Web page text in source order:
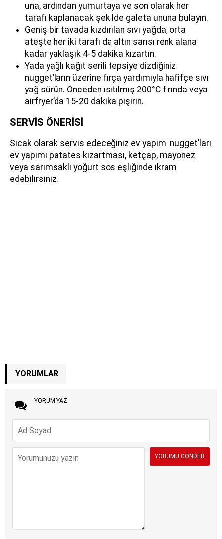
una, ardından yumurtaya ve son olarak her
tarafı kaplanacak şekilde galeta ununa bulayın.
Geniş bir tavada kızdırılan sıvı yağda, orta
ateşte her iki tarafı da altın sarısı renk alana
kadar yaklaşık 4-5 dakika kızartın.
Yada yağlı kağıt serili tepsiye dizdiğiniz
nugget’ların üzerine fırça yardımıyla hafifçe sıvı
yağ sürün. Önceden ısıtılmış 200°C fırında veya
airfryer’da 15-20 dakika pişirin.
SERVİS ÖNERİSİ
Sıcak olarak servis edeceğiniz ev yapımı nugget’ları
ev yapımı patates kızartması, ketçap, mayonez
veya sarımsaklı yoğurt sos eşliğinde ikram
edebilirsiniz.
YORUMLAR
YORUM YAZ